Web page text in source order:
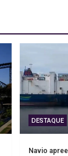
DESTAQUE
Navio